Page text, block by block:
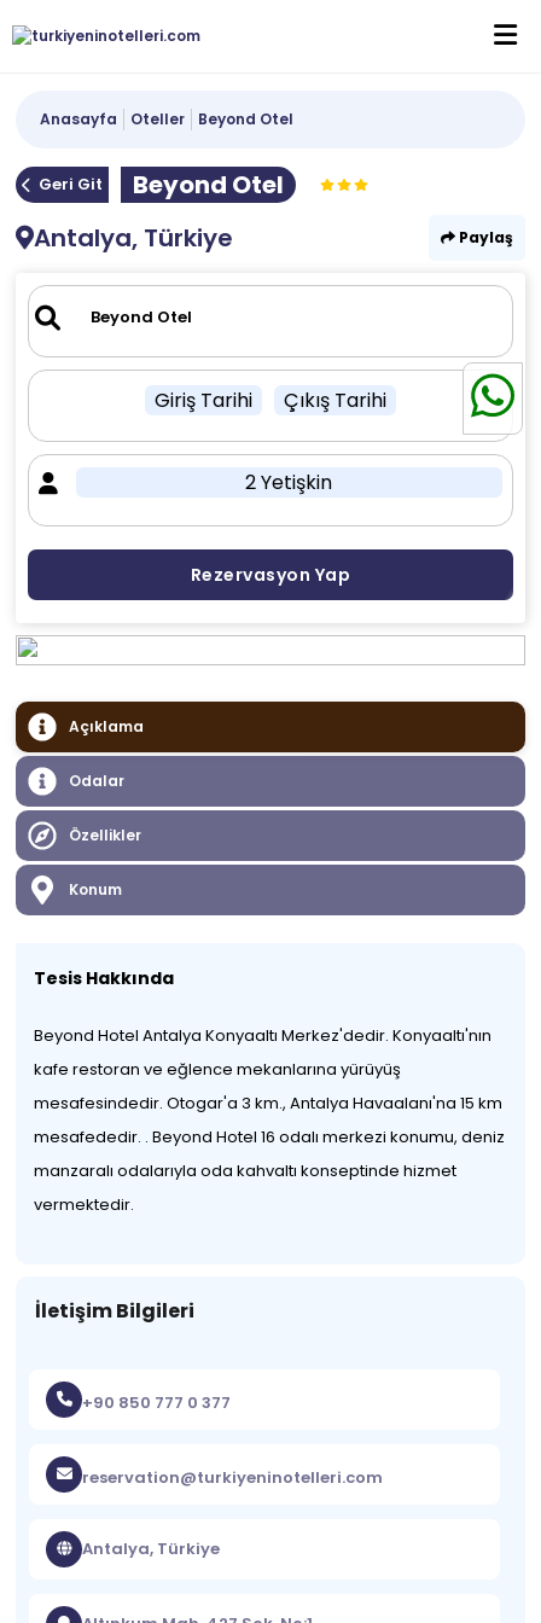
Anasayfa Oteller Beyond Otel
Geri Git
Beyond Otel
Antalya, Türkiye
Paylaş
Giriş Tarihi Çıkış Tarihi
2 Yetişkin
Rezervasyon Yap
Açıklama
Odalar
Özellikler
Konum
Tesis Hakkında
Beyond Hotel Antalya Konyaaltı Merkez'dedir. Konyaaltı'nın
kafe restoran ve eğlence mekanlarına yürüyüş
mesafesindedir. Otogar'a 3 km., Antalya Havaalanı'na 15 km
mesafededir. . Beyond Hotel 16 odalı merkezi konumu, deniz
manzaralı odalarıyla oda kahvaltı konseptinde hizmet
vermektedir.
İletişim Bilgileri
+90 850 777 0 377
reservation@turkiyeninotelleri.com
Antalya, Türkiye